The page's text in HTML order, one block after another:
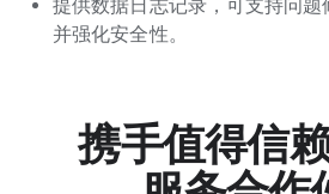
提供数据日志记录，可支持问
并强化安全性。
携手值得信